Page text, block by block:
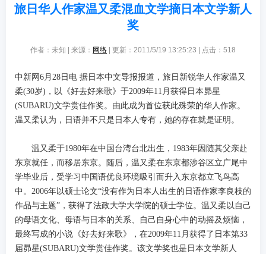
旅日华人作家温又柔混血文学摘日本文学新人
奖
作者：未知 | 来源： 网络 | 更新：2011/5/19 13:25:23 | 点击： 518
中新网6月28日电 据日本中文导报报道，旅日新锐华人作家温又
柔(30岁)，以《好去好来歌》于2009年11月获得日本昴星
(SUBARU)文学赏佳作奖。由此成为首位获此殊荣的华人作家。
温又柔认为，日语并不只是日本人专有，她的存在就是证明。
温又柔于1980年在中国台湾台北出生，1983年因随其父亲赴
东京就任，而移居东京。随后，温又柔在东京都涉谷区立广尾中
学毕业后，受学习中国语优良环境吸引而升入东京都立飞鸟高
中。2006年以硕士论文“没有作为日本人出生的日语作家李良枝的
作品与主题”，获得了法政大学大学院的硕士学位。温又柔以自己
的母语文化、母语与日本的关系、自己自身心中的动摇及烦恼，
最终写成的小说《好去好来歌》，在2009年11月获得了日本第33
届昴星(SUBARU)文学赏佳作奖。该文学奖也是日本文学新人